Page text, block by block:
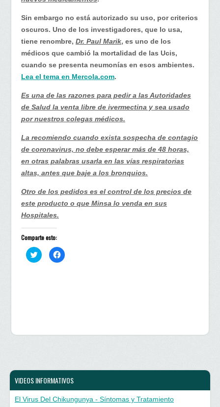
Sin embargo no está autorizado su uso, por criterios
oscuros. Uno de los investigadores, que lo usa,
tiene renombre, Dr. Paul Marik, es uno de los
médicos que cambió la mortalidad de las Ucis,
cuando se presenta neumonías en esos ambientes.
Lea el tema en Mercola.com.
Es una de las razones para pedir a las Autoridades
de Salud la venta libre de ivermectina y sea usado
por nuestros colegas médicos.
La recomiendo cuando exista sospecha de contagio
de coronavirus, no debe esperar más de 48 horas,
en otras palabras usarla en las vías respiratorias
altas, antes que baje a los bronquios.
Otro de los pedidos es el control de los precios de
este producto o que Minsa lo venda en sus
Hospitales.
Comparte esto:
H
a
p
e
n
T
w
t
H
a
p
e
n
F
a
e
VIDEOS INFORMATIVOS
El Virus Del Chikungunya - Síntomas y Tratamiento